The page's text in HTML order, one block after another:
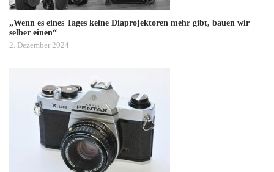
„Wenn es eines Tages keine Diaprojektoren mehr gibt, bauen wir
selber einen“
2. Dezember 2024